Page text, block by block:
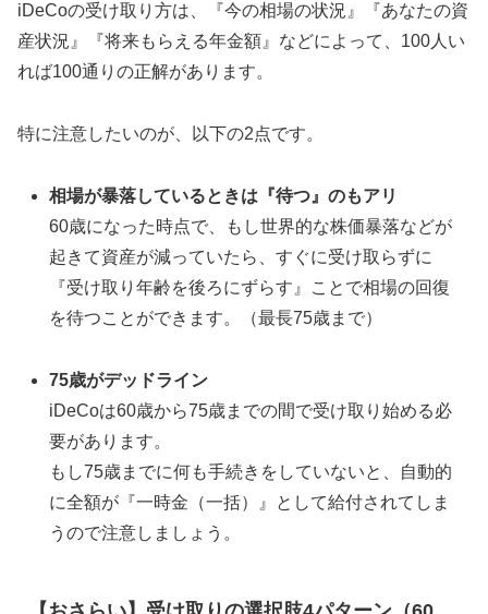
iDeCoの受け取り方は、『今の相場の状況』『あなたの資
産状況』『将来もらえる年金額』などによって、100人い
れば100通りの正解があります。
特に注意したいのが、以下の2点です。
相場が暴落しているときは『待つ』のもアリ
60歳になった時点で、もし世界的な株価暴落などが
起きて資産が減っていたら、すぐに受け取らずに
『受け取り年齢を後ろにずらす』ことで相場の回復
を待つことができます。（最長75歳まで）
75歳がデッドライン
iDeCoは60歳から75歳までの間で受け取り始める必
要があります。
もし75歳までに何も手続きをしていないと、自動的
に全額が『一時金（一括）』として給付されてしま
うので注意しましょう。